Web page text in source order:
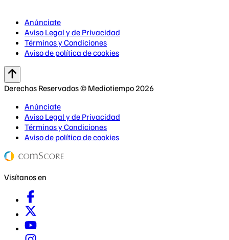
Anúnciate
Aviso Legal y de Privacidad
Términos y Condiciones
Aviso de política de cookies
Derechos Reservados © Mediotiempo 2026
Anúnciate
Aviso Legal y de Privacidad
Términos y Condiciones
Aviso de política de cookies
Visítanos en